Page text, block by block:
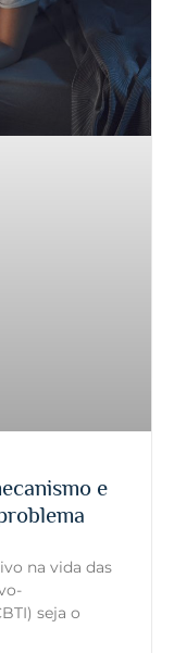
e
na vida das
seja o